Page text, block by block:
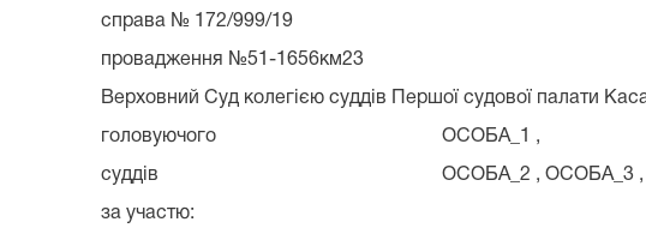
справа № 172/999/19
провадження №51-1656км23
Верховний Суд колегією суддів Першої судової палати
головуючого ОСОБА_1 ,
суддів ОСОБА_2 , ОСОБА_3 ,
за участю: